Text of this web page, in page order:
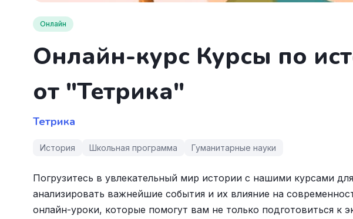
Онлайн
Онлайн-курс Курсы по
от "Тетрика"
Тетрика
История Школьная программа Гуманитарные науки
Погрузитесь в увлекательный мир истории с нашими курсами для
анализировать важнейшие события и их влияние на
онлайн-уроки, которые помогут вам не только подготовиться к